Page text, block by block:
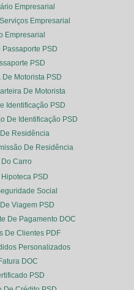
Empresarial
Empresarial
Empresarial
Passaporte PSD
PSD
Motorista PSD
De Motorista
Identificação PSD
De Identificação PSD
Residência
De Residência
Carro
PSD
Social
Viagem PSD
De Pagamento DOC
De Clientes PDF
Personalizados
DOC
PSD